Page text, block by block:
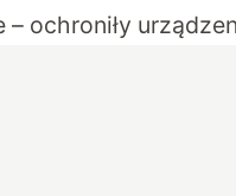
ochroniły